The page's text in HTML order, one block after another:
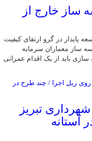
‌ساز خارج از
پایدار در گرو ارتقای کیفیت
‌ساز معماران سرمایه
باید از یک اقدام عمرانی
تبریز
آستانه